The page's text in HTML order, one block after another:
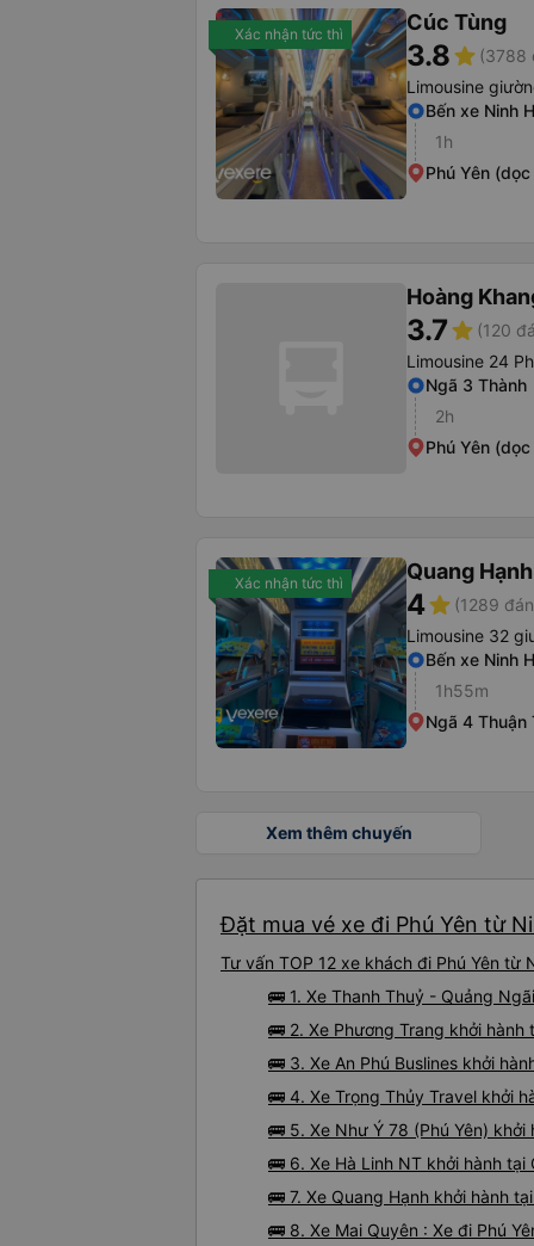
Xác nhận tức thì Cúc Tùng
3.8star (3788
Limousine
Bến xe Ninh
1h
Phú Yên (dọc
Hoàng
3.7star (120
Limousine 24
Ngã 3 Thành
2h
Phú Yên (dọc
Xác nhận tức thì Quang Hạnh
4star (1289
Limousine 32
Bến xe Ninh
1h55m
Ngã 4 Thuận
Xem thêm chuyến
Đặt mua vé xe đi Phú Yên từ
Tư vấn TOP 12 xe khách đi Phú Yên
🚌 1. Xe Thanh Thuỷ - Quảng
🚌 2. Xe Phương Trang khởi hành
🚌 3. Xe An Phú Buslines khởi
🚌 4. Xe Trọng Thủy Travel khởi
🚌 5. Xe Như Ý 78 (Phú Yên)
🚌 6. Xe Hà Linh NT khởi hành tại
🚌 7. Xe Quang Hạnh khởi hành
🚌 8. Xe Mai Quyên : Xe đi Phú